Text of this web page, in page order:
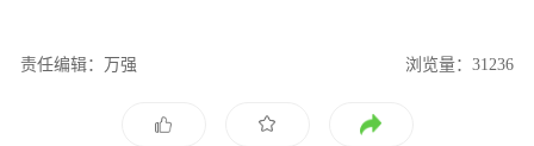
责任编辑：万强 浏览量：31236